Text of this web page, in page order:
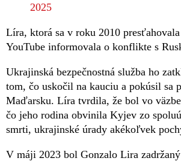
2025
Líra, ktorá sa v roku 2010
YouTube informovala o konflikte s
Ukrajinská bezpečnostná služba ho
tom, čo uskočil na kauciu a pokúsil sa
Maďarsku. Líra tvrdila, že bol vo
čo jeho rodina obvinila Kyjev zo
smrti, ukrajinské úrady akékoľvek
V máji 2023 bol Gonzalo Lira zadržaný